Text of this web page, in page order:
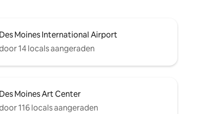
Des Moines International Airport
14 locals aangeraden
Des Moines Art Center
116 locals aangeraden